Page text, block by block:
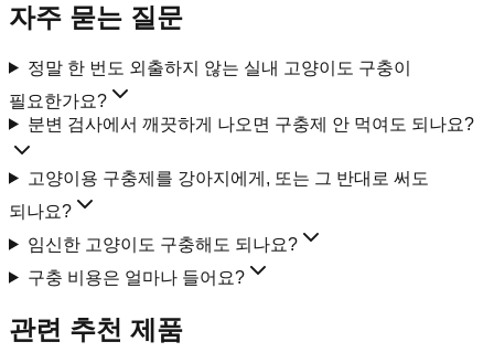
자주 묻는 질문
정말 한 번도 외출하지 않는 실내 고양이도 구충이
필요한가요?
분변 검사에서 깨끗하게 나오면 구충제 안 먹여도 되나요?
고양이용 구충제를 강아지에게, 또는 그 반대로 써도
되나요?
임신한 고양이도 구충해도 되나요?
구충 비용은 얼마나 들어요?
관련 추천 제품